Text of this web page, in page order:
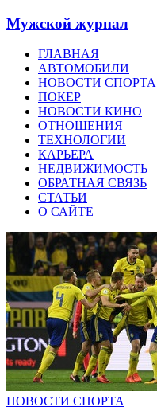
Мужской журнал
ГЛАВНАЯ
АВТОМОБИЛИ
НОВОСТИ СПОРТА
ПОКЕР
НОВОСТИ КИНО
ОТНОШЕНИЯ
ТЕХНОЛОГИИ
КАРЬЕРА
НЕДВИЖИМОСТЬ
ОБРАТНАЯ СВЯЗЬ
СТАТЬИ
О САЙТЕ
НОВОСТИ СПОРТА